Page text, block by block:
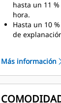
hasta un 11
hora.
Hasta un 10
de
La
4velocidades
automática
Más información